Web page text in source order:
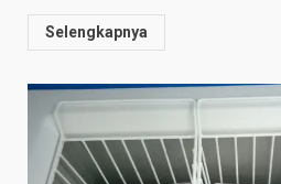
Selengkapnya